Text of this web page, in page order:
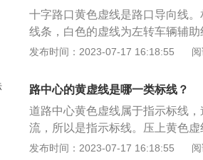
十字路口黄色虚线是路口导向线
线条，白色的虚线为左转车辆辅
多的路口或者是比较大的路口上
色虚线右侧行驶。白左黄右不管
发布时间：2023-07-17 16:18:55
路中心的黄虚线是哪一类标线？
道路中心黄色虚线属于指示标线
流，所以是指示标线。压上黄色
掉头，禁止左转弯的左转弯驾驶
发布时间：2023-07-17 16:18:55